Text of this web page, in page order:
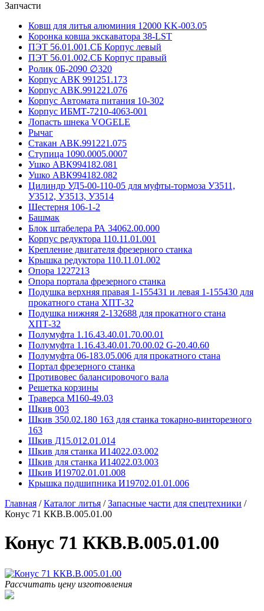
Запчасти
Ковш для литья алюминия 12000 KK-003.05
Коронка ковша экскаватора 38-LST
ПЭТ 56.01.001.СБ Корпус левый
ПЭТ 56.01.002.СБ Корпус правый
Ролик 0Б-2090 ∅320
Корпус АВК 991251.173
Корпус АВК.991221.076
Корпус Автомата питания 10-302
Корпус ИБМТ-7210-4063-001
Лопасть шнека VOGELE
Рычаг
Стакан АВК.991221.075
Ступица 1090.0005.0007
Ушко АВК994182.081
Ушко АВК994182.082
Цилиндр УД5-00-110-05 для муфты-тормоза У3511,
У3512, У3513, У3514
Шестерня 106-1-2
Башмак
Блок штабелера РА 34062.00.000
Корпус редуктора 110.11.01.001
Крепление двигателя фрезерного станка
Крышка редуктора 110.11.01.002
Опора 1227213
Опора портала фрезерного станка
Подушка верхняя правая 1-155431 и левая 1-155430 для
прокатного стана ХПТ-32
Подушка нижняя 2-132688 для прокатного стана
ХПТ-32
Полумуфта 1.16.43.40.01.70.00.01
Полумуфта 1.16.43.40.01.70.00.02 G-20.40.60
Полумуфта 06-183.05.006 для прокатного стана
Портал фрезерного станка
Противовес балансировочого вала
Решетка корзины
Траверса М160-49.03
Шкив 003
Шкив 350.02.180 163 для станка токарно-винторезного
163
Шкив Д15.012.01.014
Шкив для станка И14022.03.002
Шкив для станка И14022.03.003
Шкив И19702.01.01.008
Крышка подшипника И19702.01.01.006
Главная /Каталог литья /Запасные части для спецтехники /
Конус 71 ККВ.В.005.01.00
Конус 71 ККВ.В.005.01.00
Рассчитать цену изготовления